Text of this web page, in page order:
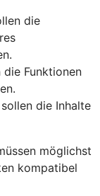
die
Funktionen
die Inhalte
möglichst
kompatibel